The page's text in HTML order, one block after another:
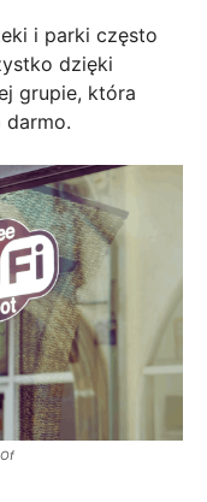
i parki często
dzięki
grupie, która
darmo.